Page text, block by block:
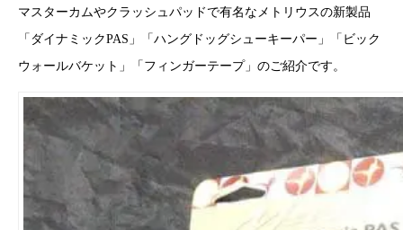
マスターカムやクラッシュパッドで有名なメトリウスの新製品
「ダイナミックPAS」「ハングドッグシューキーパー」「ビック
ウォールバケット」「フィンガーテープ」のご紹介です。